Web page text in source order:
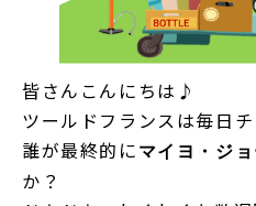
皆さんこんにちは♪
ツールドフランスは毎日
誰が最終的に マイヨ・ジョ
か？